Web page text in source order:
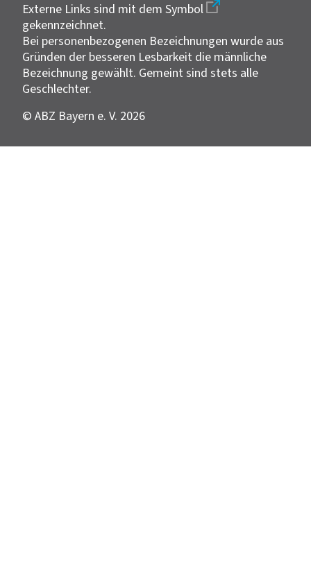
Externe Links sind mit dem Symbol
gekennzeichnet.
Bei personenbezogenen Bezeichnungen wurde aus
Gründen der besseren Lesbarkeit die männliche
Bezeichnung gewählt. Gemeint sind stets alle
Geschlechter.
© ABZ Bayern e. V. 2026